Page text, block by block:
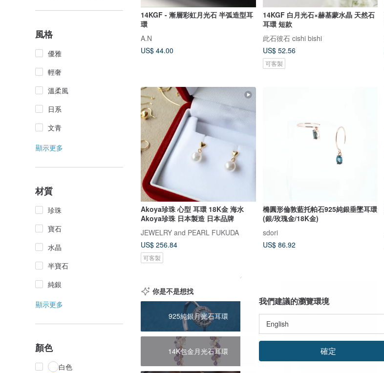
風格
優雅
輕奢
溫柔風
日系
文青
顯示更多
材質
珍珠
寶石
水晶
半寶石
純銀
顯示更多
顏色
白色
14KGF - 漸層彩虹月光石 半弧造型耳
環
A.N
US$ 44.00
14KGF 白月光石×赫基蒙水晶 天然石
耳環 短款
此石彼石 cishi bishi
US$ 52.56
可客製
Akoya珍珠 心型 耳環 18K金 海水
Akoya珍珠 日本製造 日本品牌
JEWELRY and PEARL FUKUDA
US$ 256.84
可客製
樇圓形倫敦藍托帕石925純銀垂墜耳環
(銀/玫瑰金/18K金)
sdori
US$ 86.92
你是不是想找
925純銀月光石耳環
14K包金月光石耳環
我們建議的瀏覽環境
確定